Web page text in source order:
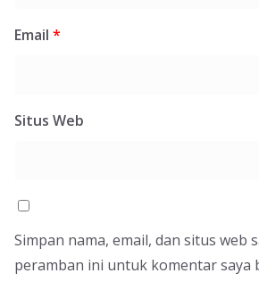
Email *
Situs Web
Simpan nama, email, dan situs web
peramban ini untuk komentar saya